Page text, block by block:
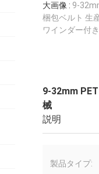
大画像 : 9-
梱包ベルト 生
ワインダー付
9-32mm
械
説明
製品タイプ: